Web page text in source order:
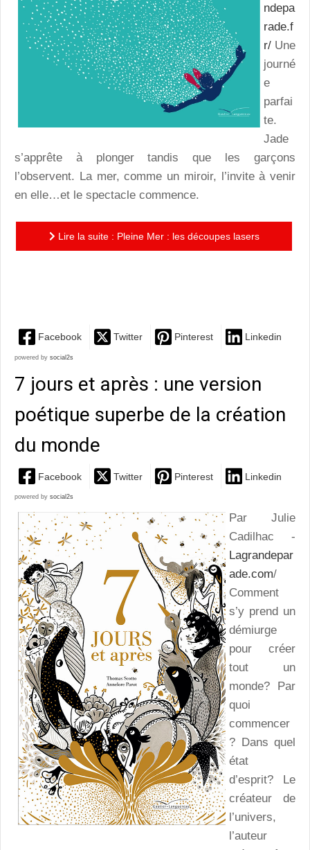
ndepa
rade.f
r/ Une
journé
e
parfai
te.
Jade
s’apprête à plonger tandis que les garçons
l’observent. La mer, comme un miroir, l’invite à venir
en elle…et le spectacle commence.
Lire la suite : Pleine Mer : les découpes lasers
Facebook Twitter Pinterest Linkedin
powered by social2s
7 jours et après : une version
poétique superbe de la création
du monde
Facebook Twitter Pinterest Linkedin
powered by social2s
Par Julie
Cadilhac -
Lagrandepar
ade.com/
Comment
s’y prend un
démiurge
pour créer
tout un
monde? Par
quoi
commencer
? Dans quel
état
d’esprit? Le
créateur de
l’univers,
l’auteur